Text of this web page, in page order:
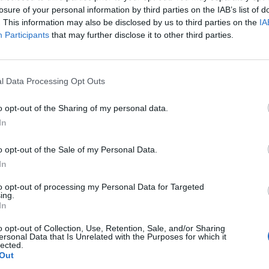
of your personal information by third parties on the IAB’s list of
This information may also be disclosed by us to third parties on the
Participants that may further disclose it to other third parties.
Data Processing Opt Outs
opt-out of the Sharing of my personal data.
opt-out of the Sale of my Personal Data.
opt-out of processing my Personal Data for Targeted
opt-out of Collection, Use, Retention, Sale, and/or Sharing
Data that Is Unrelated with the Purposes for which it
la celebración deLALIGA BARES, una
deportiva para reivindicar el papel de
de encuentro durante las jornadas
y hosteleros en diferentes puntos
última jornada de Liga
, en un ambiente
y la dinamización local.
de la jornada
fue la presencia del exportero y
, que participó en diferentes actividades
de establecimientos hosteleros.
balones, compartió fotografías con los
organizadas en torno al fútbol y la